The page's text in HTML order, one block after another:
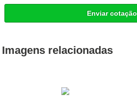
Enviar cotação
Imagens relacionadas